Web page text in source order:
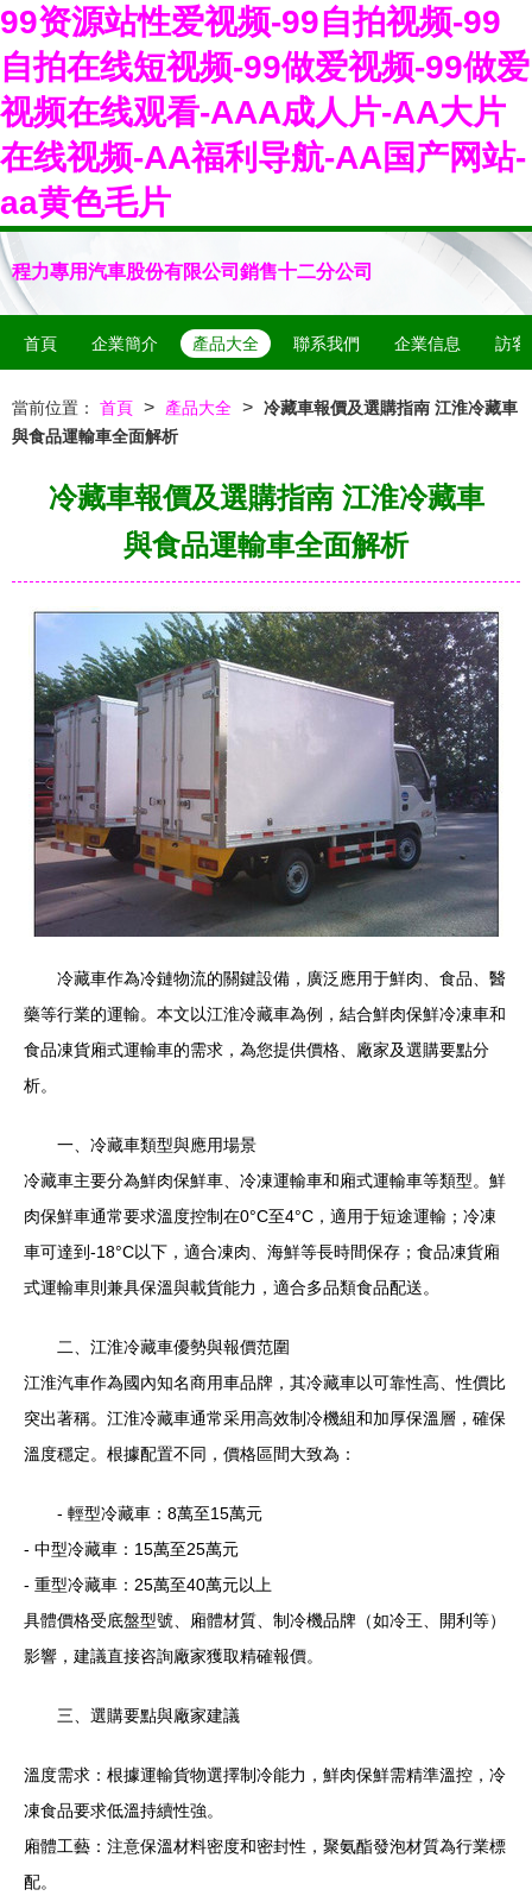
99资源站性爱视频-99自拍视频-99
自拍在线短视频-99做爱视频-99做爱
视频在线观看-AAA成人片-AA大片
在线视频-AA福利导航-AA国产网站-
aa黄色毛片
程力專用汽車股份有限公司銷售十二分公司
首頁 企業簡介 產品大全 聯系我們 企業信息 訪客
當前位置： 首頁 > 產品大全 > 冷藏車報價及選購指南 江淮冷藏車
與食品運輸車全面解析
冷藏車報價及選購指南 江淮冷藏車
與食品運輸車全面解析
冷藏車作為冷鏈物流的關鍵設備，廣泛應用于鮮肉、食品、醫
藥等行業的運輸。本文以江淮冷藏車為例，結合鮮肉保鮮冷凍車和
食品凍貨廂式運輸車的需求，為您提供價格、廠家及選購要點分
析。
一、冷藏車類型與應用場景
冷藏車主要分為鮮肉保鮮車、冷凍運輸車和廂式運輸車等類型。鮮
肉保鮮車通常要求溫度控制在0°C至4°C，適用于短途運輸；冷凍
車可達到-18°C以下，適合凍肉、海鮮等長時間保存；食品凍貨廂
式運輸車則兼具保溫與載貨能力，適合多品類食品配送。
二、江淮冷藏車優勢與報價范圍
江淮汽車作為國內知名商用車品牌，其冷藏車以可靠性高、性價比
突出著稱。江淮冷藏車通常采用高效制冷機組和加厚保溫層，確保
溫度穩定。根據配置不同，價格區間大致為：
- 輕型冷藏車：8萬至15萬元
- 中型冷藏車：15萬至25萬元
- 重型冷藏車：25萬至40萬元以上
具體價格受底盤型號、廂體材質、制冷機品牌（如冷王、開利等）
影響，建議直接咨詢廠家獲取精確報價。
三、選購要點與廠家建議
溫度需求：根據運輸貨物選擇制冷能力，鮮肉保鮮需精準溫控，冷
凍食品要求低溫持續性強。
廂體工藝：注意保溫材料密度和密封性，聚氨酯發泡材質為行業標
配。